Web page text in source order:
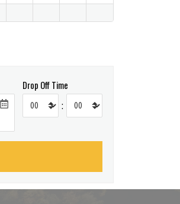
Drop Off Time
: